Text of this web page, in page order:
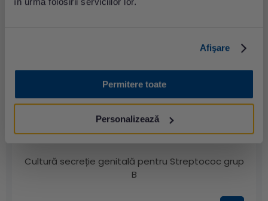
Afişare
Permitere toate
Personalizează
Cultură secreție genitală pentru Streptococ grup
B